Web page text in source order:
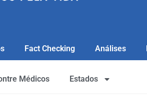
Fact Checking Análises
Médicos Estados